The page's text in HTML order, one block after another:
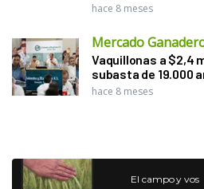
hace 8 meses
Mercado
Vaquillonas a $2,4
subasta de 19.000
hace 8 meses
El campo y vos